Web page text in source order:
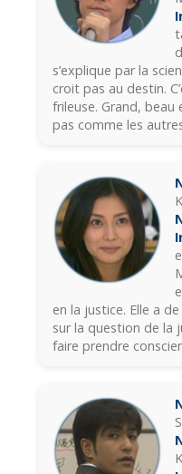
s’explique par la
croit pas au destin.
frileuse. Grand, beau
pas comme les
en la justice. Elle a
sur la question de la
faire prendre